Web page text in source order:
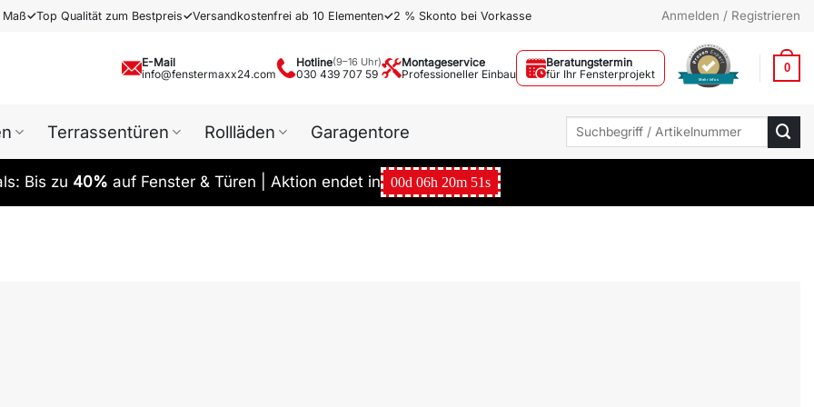
Maß✓Top Qualität zum Bestpreis✓Versandkostenfrei ab 10 Elementen✓2 % Skonto bei Vorkasse Anmelden / Registrieren
E-Mail
info@fenstermaxx24.com
Hotline(9–16 Uhr)
030 439 707 59
Montageservice
Professioneller Einbau
Beratungstermin
für Ihr Fensterprojekt
Mehr Infos
0
Terrassentüren Rollläden Garagentore
Suchen
Bis zu 40% auf Fenster & Türen | Aktion endet in 00d 06h 20m 50s